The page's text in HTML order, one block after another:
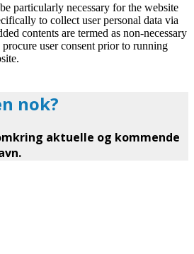
particularly necessary for the website
to collect user personal data via
contents are termed as non-necessary
user consent prior to running
nok?
aktuelle og kommende